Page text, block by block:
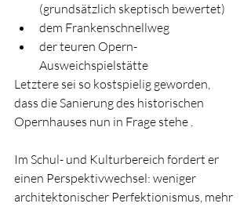
(grundsätzlich skeptisch bewertet)
dem Frankenschnellweg
der teuren Opern-
Ausweichspielstätte
Letztere sei so kostspielig geworden,
dass die Sanierung des historischen
Opernhauses nun in Frage stehe .
Im Schul- und Kulturbereich fordert er
einen Perspektivwechsel: weniger
architektonischer Perfektionismus, mehr